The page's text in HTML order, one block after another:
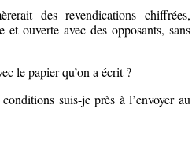
des revendications chiffrées,
et ouverte avec des opposants, sans
le papier qu’on a écrit ?
suis-je près à l’envoyer au